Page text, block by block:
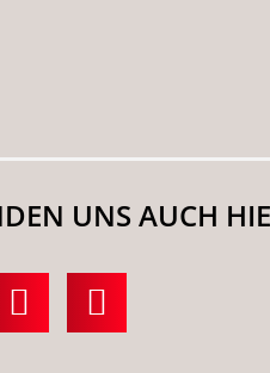
UNS AUCH